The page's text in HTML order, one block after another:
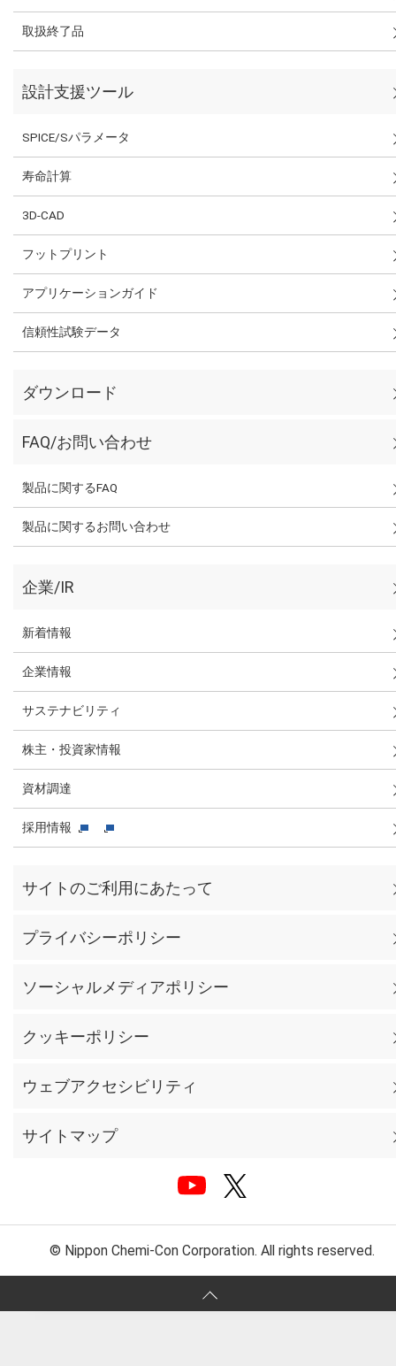
取扱終了品
設計支援ツール
SPICE/Sパラメータ
寿命計算
3D-CAD
フットプリント
アプリケーションガイド
信頼性試験データ
ダウンロード
FAQ/お問い合わせ
製品に関するFAQ
製品に関するお問い合わせ
企業/IR
新着情報
企業情報
サステナビリティ
株主・投資家情報
資材調達
採用情報
サイトのご利用にあたって
プライバシーポリシー
ソーシャルメディアポリシー
クッキーポリシー
ウェブアクセシビリティ
サイトマップ
© Nippon Chemi-Con Corporation. All rights reserved.